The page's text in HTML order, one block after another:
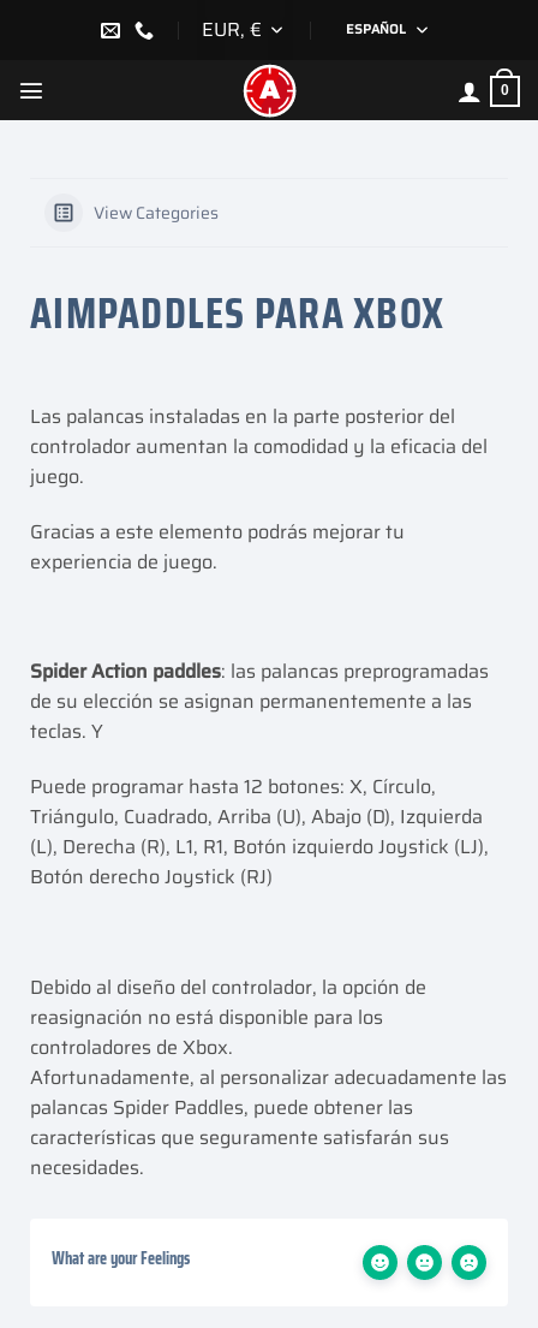
EUR, € ESPAÑOL
0
View Categories
AIMPADDLES PARA XBOX
Las palancas instaladas en la parte posterior del
controlador aumentan la comodidad y la eficacia del
juego.
Gracias a este elemento podrás mejorar tu
experiencia de juego.
Spider Action paddles: las palancas preprogramadas
de su elección se asignan permanentemente a las
teclas. Y
Puede programar hasta 12 botones: X, Círculo,
Triángulo, Cuadrado, Arriba (U), Abajo (D), Izquierda
(L), Derecha (R), L1, R1, Botón izquierdo Joystick (LJ),
Botón derecho Joystick (RJ)
Debido al diseño del controlador, la opción de
reasignación no está disponible para los
controladores de Xbox.
Afortunadamente, al personalizar adecuadamente las
palancas Spider Paddles, puede obtener las
características que seguramente satisfarán sus
necesidades.
What are your Feelings